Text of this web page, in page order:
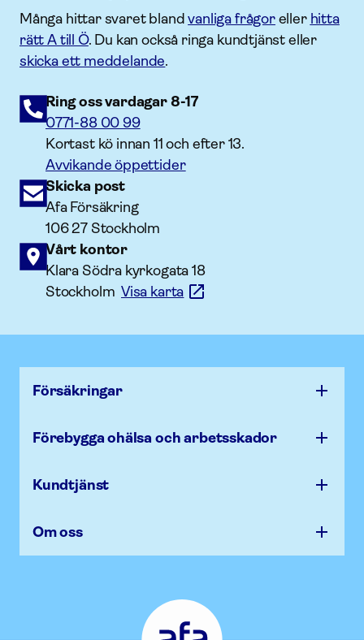
Många hittar svaret blandvanliga frågoreller hitta
rätt A till Ö. Du kan också ringa kundtjänst eller
skicka ett meddelande.
Ring oss vardagar 8-17
0771-88 00 99
Kortast kö innan 11 och efter 13.
Avvikande öppettider
Skicka post
Afa Försäkring
106 27 Stockholm
Vårt kontor
Klara Södra kyrkogata 18
StockholmVisa karta
Försäk­ringar
Förebygga ohälsa och arbets­skador
Kundtjänst
Om oss
Försäkring